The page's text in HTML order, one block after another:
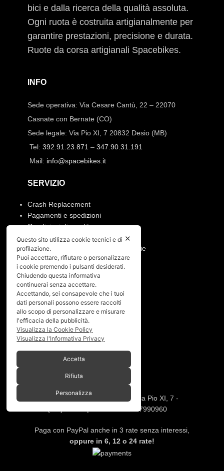
bici e dalla ricerca della qualità assoluta.
Ogni ruota è costruita artigianalmente per
garantire prestazioni, precisione e durata.
Ruote da corsa artigianali Spacebikes.
INFO
Sede operativa: Via Cesare Cantù, 22 – 22070
Casnate con Bernate (CO)
Sede legale: Via Pio XI, 7 20832 Desio (MB)
Tel: 392.91.23.871 – 347.90.31.191
Mail: info@spacebikes.it
SERVIZIO
Crash Replacement
Pagamenti e spedizioni
Condizioni di vendita
Manutenzione ruote e prodotti
Resi, annullamento ordine e garanzie
PRIVACY
Privacy policy
Cookies policy
Menù
Home
Copyright © 2026 - Via Pio XI, 7 -
Desio (MB) 20832 | C.F./P.IVA 12997990960
Paga con PayPal anche in 3 rate senza interessi,
oppure in 6, 12 o 24 rate!
✕
Questo sito utilizza cookie tecnici e di
profilazione.
Puoi accettare, rifiutare o personalizzare
i cookie premendo i pulsanti desiderati.
Chiudendo questa informativa
continuerai senza accettare.
Accettando, sei consapevole che i tuoi
dati personali possono essere raccolti
allo scopo di personalizzare e misurare
l'efficacia della pubblicità.
Visualizza la Cookie Policy
Visualizza l'Informativa Privacy
Accetta
Rifiuta
Personalizza